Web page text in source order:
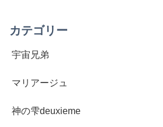
カテゴリー
宇宙兄弟
マリアージュ
神の雫deuxieme